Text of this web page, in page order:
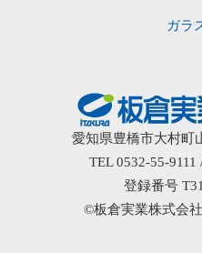
ガラ
愛知県豊橋市大村町
TEL 0532-55-9111
登録番号
©板倉実業株式会